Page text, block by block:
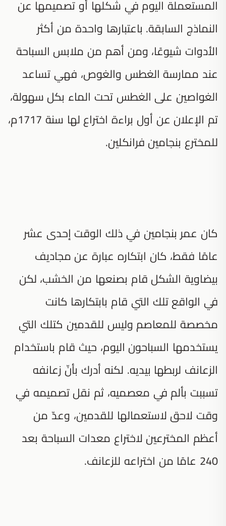
المستعملة اليوم في شكلها أو تصميمها عن
النماذج السابقة. باعتبارها واحدة من أكثر
الأدوات شيوعًا، ومن أهم من ملابس السباحة
عند ممارسة الغطس والغوص، فهي تساعد
الغواصين على الغطس تحت الماء بكل سهولة،
تم الإعلان عن أول براءة اختراع لها سنة 1717م،
للمخترع بنجامين فرانكلين.
كان عمر بنجامين في ذلك الوقت إحدى عشر
عامًا فقط، كان ابتكاره عبارة عن مجاديف
بيضاوية الشكل قام بصنعها من الخشب، لكن
في الواقع تلك التي قام بابتكارها كانت
مخصصة للمعاصم وليس للقدمين كتلك التي
يستخدمها السباحون اليوم، حيث قام باستخدام
الزعانف لربطها بيديه. لكنه أدرك بأنّ زعانفه
تسببت بألم في معصميه، ثم نقل تصميمه في
وقت لاحق لاستعمالها للقدمين، وعدّ من
أعظم المخترعين لاختراع معدات السباحة بعد
240 عامًا من اختراعه للزعانف.